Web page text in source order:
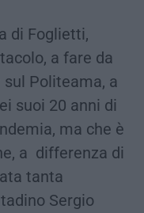
di Foglietti,
a fare da
Politeama, a
suoi 20 anni di
ma che è
a differenza di
tanta
Sergio